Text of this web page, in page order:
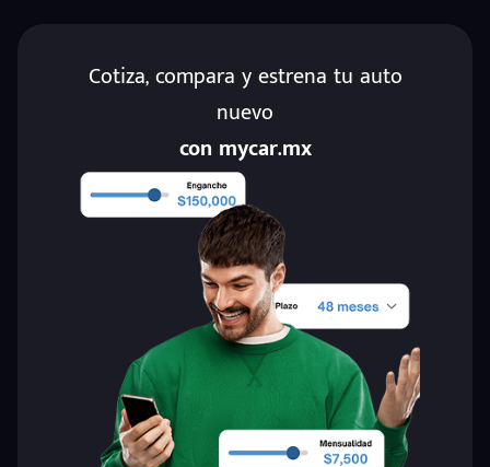
Cotiza, compara y estrena tu auto
nuevo
con mycar.mx